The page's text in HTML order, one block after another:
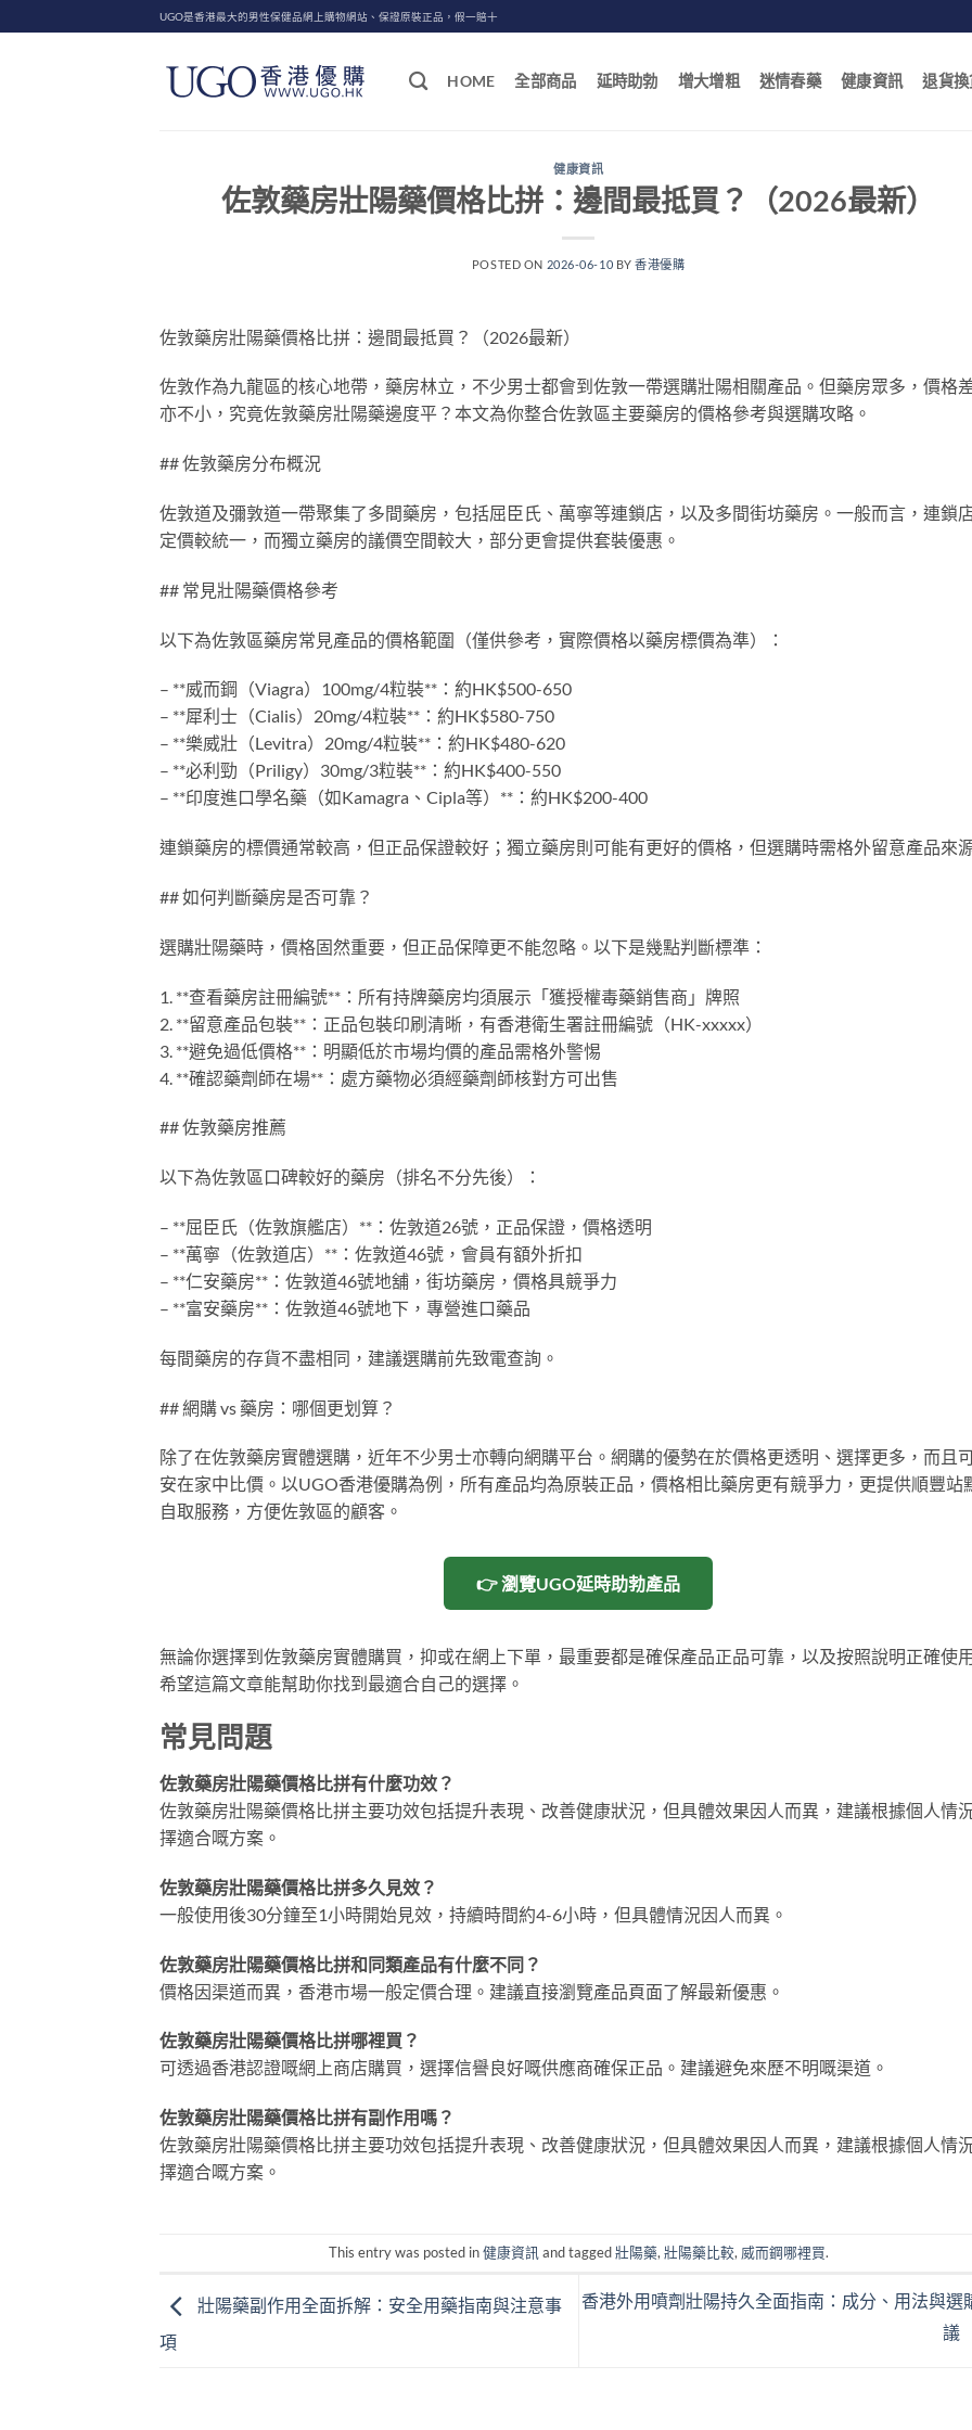
to
UGO是香港最大的男性保健品網上購物網站、保證原裝正品，假一賠十
HOME 全部商品 延時助勃 增大增粗 迷情春藥 健康資訊 退貨換
健康資訊
佐敦藥房壯陽藥價格比拼：邊間最抵買？（2026最新）
POSTED ON 2026-06-10 BY香港優購
佐敦藥房壯陽藥價格比拼：邊間最抵買？（2026最新）
佐敦作為九龍區的核心地帶，藥房林立，不少男士都會到佐敦一帶選購壯陽相關產品。但藥房眾多，價格
亦不小，究竟佐敦藥房壯陽藥邊度平？本文為你整合佐敦區主要藥房的價格參考與選購攻略。
## 佐敦藥房分布概況
佐敦道及彌敦道一帶聚集了多間藥房，包括屈臣氏、萬寧等連鎖店，以及多間街坊藥房。一般而言，連鎖
定價較統一，而獨立藥房的議價空間較大，部分更會提供套裝優惠。
## 常見壯陽藥價格參考
以下為佐敦區藥房常見產品的價格範圍（僅供參考，實際價格以藥房標價為準）：
– **威而鋼（Viagra）100mg/4粒裝**：約HK$500-650
– **犀利士（Cialis）20mg/4粒裝**：約HK$580-750
– **樂威壯（Levitra）20mg/4粒裝**：約HK$480-620
– **必利勁（Priligy）30mg/3粒裝**：約HK$400-550
– **印度進口學名藥（如Kamagra、Cipla等）**：約HK$200-400
連鎖藥房的標價通常較高，但正品保證較好；獨立藥房則可能有更好的價格，但選購時需格外留意產品來
## 如何判斷藥房是否可靠？
選購壯陽藥時，價格固然重要，但正品保障更不能忽略。以下是幾點判斷標準：
1. **查看藥房註冊編號**：所有持牌藥房均須展示「獲授權毒藥銷售商」牌照
2. **留意產品包裝**：正品包裝印刷清晰，有香港衛生署註冊編號（HK-xxxxx）
3. **避免過低價格**：明顯低於市場均價的產品需格外警惕
4. **確認藥劑師在場**：處方藥物必須經藥劑師核對方可出售
## 佐敦藥房推薦
以下為佐敦區口碑較好的藥房（排名不分先後）：
– **屈臣氏（佐敦旗艦店）**：佐敦道26號，正品保證，價格透明
– **萬寧（佐敦道店）**：佐敦道46號，會員有額外折扣
– **仁安藥房**：佐敦道46號地舖，街坊藥房，價格具競爭力
– **富安藥房**：佐敦道46號地下，專營進口藥品
每間藥房的存貨不盡相同，建議選購前先致電查詢。
## 網購 vs 藥房：哪個更划算？
除了在佐敦藥房實體選購，近年不少男士亦轉向網購平台。網購的優勢在於價格更透明、選擇更多，而且
安在家中比價。以UGO香港優購為例，所有產品均為原裝正品，價格相比藥房更有競爭力，更提供順豐站
自取服務，方便佐敦區的顧客。
👉 瀏覽UGO延時助勃產品
無論你選擇到佐敦藥房實體購買，抑或在網上下單，最重要都是確保產品正品可靠，以及按照說明正確使
希望這篇文章能幫助你找到最適合自己的選擇。
常見問題
佐敦藥房壯陽藥價格比拼有什麼功效？
佐敦藥房壯陽藥價格比拼主要功效包括提升表現、改善健康狀況，但具體效果因人而異，建議根據個人情
擇適合嘅方案。
佐敦藥房壯陽藥價格比拼多久見效？
一般使用後30分鐘至1小時開始見效，持續時間約4-6小時，但具體情況因人而異。
佐敦藥房壯陽藥價格比拼和同類產品有什麼不同？
價格因渠道而異，香港市場一般定價合理。建議直接瀏覽產品頁面了解最新優惠。
佐敦藥房壯陽藥價格比拼哪裡買？
可透過香港認證嘅網上商店購買，選擇信譽良好嘅供應商確保正品。建議避免來歷不明嘅渠道。
佐敦藥房壯陽藥價格比拼有副作用嗎？
佐敦藥房壯陽藥價格比拼主要功效包括提升表現、改善健康狀況，但具體效果因人而異，建議根據個人情
擇適合嘅方案。
This entry was posted in健康資訊and tagged壯陽藥,壯陽藥比較, 威而鋼哪裡買.
壯陽藥副作用全面拆解：安全用藥指南與注意事
項
香港外用噴劑壯陽持久全面指南：成分、用法與選
議